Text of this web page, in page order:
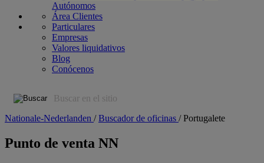
Autónomos
Área Clientes
Particulares
Empresas
Valores liquidativos
Blog
Conócenos
Nationale-Nederlanden / Buscador de oficinas / Portugalete
Punto de venta NN